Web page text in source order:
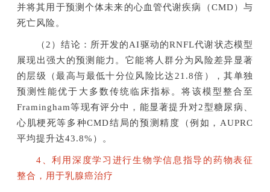
并将其用于预测个体未来的心血管代谢疾病（CMD）与
死亡风险。
（2）结论：所开发的AI驱动的RNFL代谢状态模型
展现出强大的预测能力。它能将人群分为风险差异显著
的层级（最高与最低十分位风险比达21.8倍），其单独
预测性能优于大多数传统临床指标。将该模型整合至
Framingham等现有评分中，能显著提升对2型糖尿病、
心肌梗死等多种CMD结局的预测精度（例如，AUPRC
平均提升达43.8%）。
4、利用深度学习进行生物学信息指导的药物表征
整合，用于乳腺癌治疗